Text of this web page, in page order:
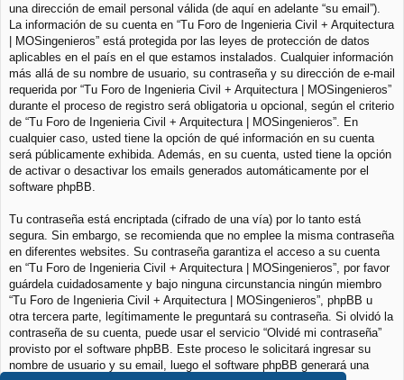
una dirección de email personal válida (de aquí en adelante “su email”).
La información de su cuenta en “Tu Foro de Ingenieria Civil + Arquitectura
| MOSingenieros” está protegida por las leyes de protección de datos
aplicables en el país en el que estamos instalados. Cualquier información
más allá de su nombre de usuario, su contraseña y su dirección de e-mail
requerida por “Tu Foro de Ingenieria Civil + Arquitectura | MOSingenieros”
durante el proceso de registro será obligatoria u opcional, según el criterio
de “Tu Foro de Ingenieria Civil + Arquitectura | MOSingenieros”. En
cualquier caso, usted tiene la opción de qué información en su cuenta
será públicamente exhibida. Además, en su cuenta, usted tiene la opción
de activar o desactivar los emails generados automáticamente por el
software phpBB.
Tu contraseña está encriptada (cifrado de una vía) por lo tanto está
segura. Sin embargo, se recomienda que no emplee la misma contraseña
en diferentes websites. Su contraseña garantiza el acceso a su cuenta
en “Tu Foro de Ingenieria Civil + Arquitectura | MOSingenieros”, por favor
guárdela cuidadosamente y bajo ninguna circunstancia ningún miembro
“Tu Foro de Ingenieria Civil + Arquitectura | MOSingenieros”, phpBB u
otra tercera parte, legítimamente le preguntará su contraseña. Si olvidó la
contraseña de su cuenta, puede usar el servicio “Olvidé mi contraseña”
provisto por el software phpBB. Este proceso le solicitará ingresar su
nombre de usuario y su email, luego el software phpBB generará una